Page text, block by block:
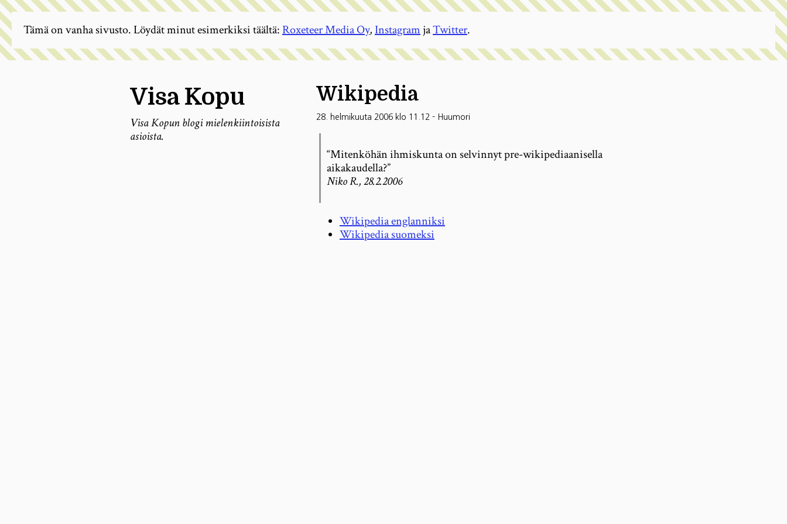
Visa Kopu
Visa Kopun blogi mielenkiintoisista
asioista.
Wikipedia
28. helmikuuta 2006 klo 11.12 - Huumori
“Mitenköhän ihmiskunta on selvinnyt pre-wikipediaanisella
aikakaudella?”
Niko R., 28.2.2006
Wikipedia englanniksi
Wikipedia suomeksi
Tämä on vanha sivusto. Löydät minut esimerkiksi täältä:Roxeteer Media Oy,InstagramjaTwitter.